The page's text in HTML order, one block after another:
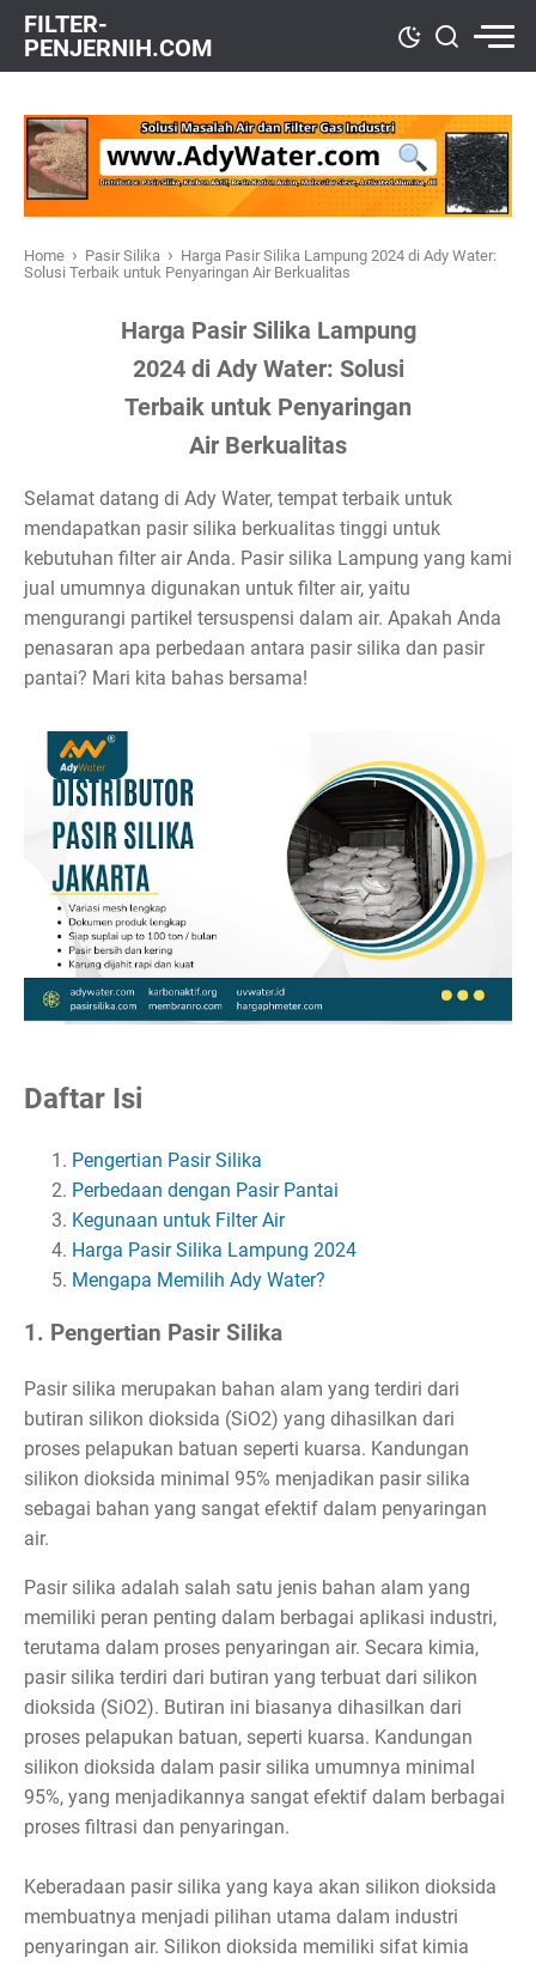
FILTER-
PENJERNIH.COM
Home › Pasir Silika › Harga Pasir Silika Lampung 2024 di Ady Water:
Solusi Terbaik untuk Penyaringan Air Berkualitas
Harga Pasir Silika Lampung
2024 di Ady Water: Solusi
Terbaik untuk Penyaringan
Air Berkualitas
Selamat datang di Ady Water, tempat terbaik untuk
mendapatkan pasir silika berkualitas tinggi untuk
kebutuhan filter air Anda. Pasir silika Lampung yang kami
jual umumnya digunakan untuk filter air, yaitu
mengurangi partikel tersuspensi dalam air. Apakah Anda
penasaran apa perbedaan antara pasir silika dan pasir
pantai? Mari kita bahas bersama!
Daftar Isi
Pengertian Pasir Silika
Perbedaan dengan Pasir Pantai
Kegunaan untuk Filter Air
Harga Pasir Silika Lampung 2024
Mengapa Memilih Ady Water?
1. Pengertian Pasir Silika
Pasir silika merupakan bahan alam yang terdiri dari
butiran silikon dioksida (SiO2) yang dihasilkan dari
proses pelapukan batuan seperti kuarsa. Kandungan
silikon dioksida minimal 95% menjadikan pasir silika
sebagai bahan yang sangat efektif dalam penyaringan
air.
Pasir silika adalah salah satu jenis bahan alam yang
memiliki peran penting dalam berbagai aplikasi industri,
terutama dalam proses penyaringan air. Secara kimia,
pasir silika terdiri dari butiran yang terbuat dari silikon
dioksida (SiO2). Butiran ini biasanya dihasilkan dari
proses pelapukan batuan, seperti kuarsa. Kandungan
silikon dioksida dalam pasir silika umumnya minimal
95%, yang menjadikannya sangat efektif dalam berbagai
proses filtrasi dan penyaringan.
Keberadaan pasir silika yang kaya akan silikon dioksida
membuatnya menjadi pilihan utama dalam industri
penyaringan air. Silikon dioksida memiliki sifat kimia